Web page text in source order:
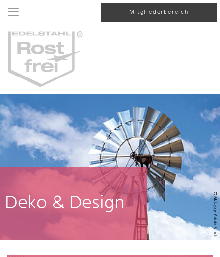
Mitgliederbereich
© Malajscy, AdobeStock
Deko & Design